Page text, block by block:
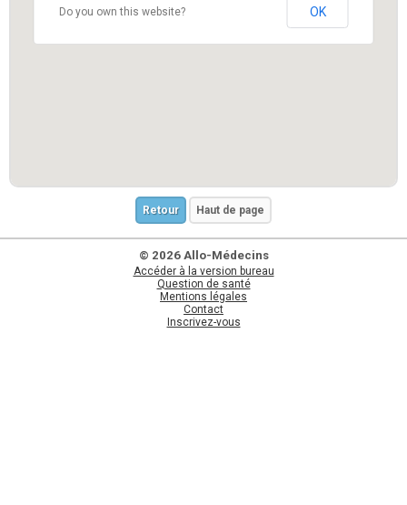
Do you own this website? OK
Retour Haut de page
© 2026 Allo-Médecins
Accéder à la version bureau
Question de santé
Mentions légales
Contact
Inscrivez-vous